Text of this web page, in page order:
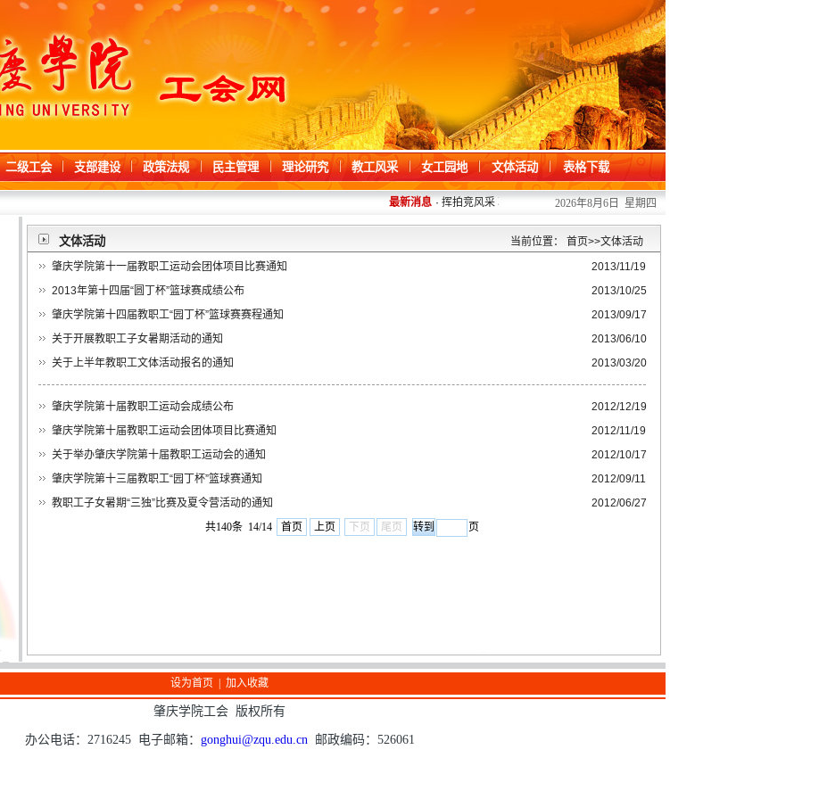
二级工会 支部建设 政策法规 民主管理 理论研究 教工风采 女工园地 文体活动 表格下载
最新消息 ·挥拍竞风采 羽聚肇院人 2026/07/13 ·掌握急救技能 护航师生健康
2026年8月6日 星期四
文体活动 当前位置： 首页>>文体活动
肇庆学院第十一届教职工运动会团体项目比赛通知
2013/11/19
2013年第十四届“圆丁杯”篮球赛成绩公布
2013/10/25
肇庆学院第十四届教职工“园丁杯”篮球赛赛程通知
2013/09/17
关于开展教职工子女暑期活动的通知
2013/06/10
关于上半年教职工文体活动报名的通知
2013/03/20
肇庆学院第十届教职工运动会成绩公布
2012/12/19
肇庆学院第十届教职工运动会团体项目比赛通知
2012/11/19
关于举办肇庆学院第十届教职工运动会的通知
2012/10/17
肇庆学院第十三届教职工“园丁杯”篮球赛通知
2012/09/11
教职工子女暑期“三独”比赛及夏令营活动的通知
2012/06/27
共140条 14/14
首页 上页 下页 尾页 页
设为首页 加入收藏
肇庆学院工会 版权所有
办公电话：2716245 电子邮箱： gonghui@zqu.edu.cn邮政编码：526061